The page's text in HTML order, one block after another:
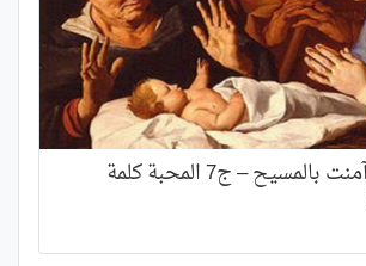
عائض القرني: آمنت بالمسيح – ج7 المحبة كلمة